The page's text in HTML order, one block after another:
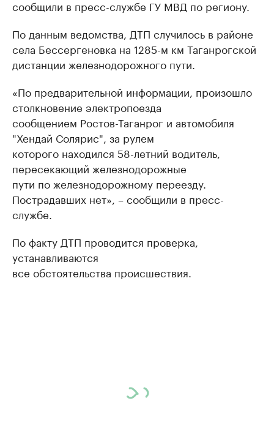
сообщили в пресс-службе ГУ МВД по региону.
По данным ведомства, ДТП случилось в районе
села Бессергеновка на 1285-м км Таганрогской
дистанции железнодорожного пути.
«По предварительной информации, произошло
столкновение электропоезда
сообщением Ростов-Таганрог и автомобиля
"Хендай Солярис", за рулем
которого находился 58-летний водитель,
пересекающий железнодорожные
пути по железнодорожному переезду.
Пострадавших нет», – сообщили в пресс-
службе.
По факту ДТП проводится проверка,
устанавливаются
все обстоятельства происшествия.